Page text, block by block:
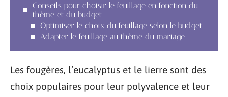
Conseils pour choisir le feuillage en fonction du
thème et du budget
Optimiser le choix du feuillage selon le budget
Adapter le feuillage au thème du mariage
Les fougères, l’eucalyptus et le lierre sont des
choix populaires pour leur polyvalence et leur